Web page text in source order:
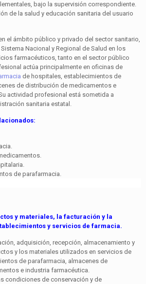
bajo la supervisión correspondiente.
de la salud y educación sanitaria del usuario
el ámbito público y privado del sector sanitario,
Nacional y Regional de Salud en los
far­macéuticos, tanto en el sector público
actúa principalmente en oficinas de
de hospitales, establecimientos de
de distribución de medicamen­tos e
actividad profesional está sometida a
sanitaria estatal.
de parafarmacia.
y materiales, la facturación y la
y servicios de farma­cia.
adquisición, recepción, almacenamiento y
y los ma­teriales utilizados en servicios de
de parafarmacia, almacenes de
e industria farmacéutica.
condiciones de conservación y de